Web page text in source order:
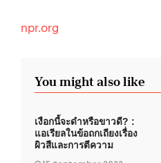
npr.org
You might also like
เงือกนี้จะดำหรือขาวดี? :
แอเรียลในข้อถกเถียงเรื่อง
ผิวสีและการตีความ